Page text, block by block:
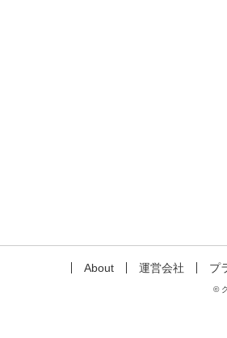
About 運営会社 プ
©